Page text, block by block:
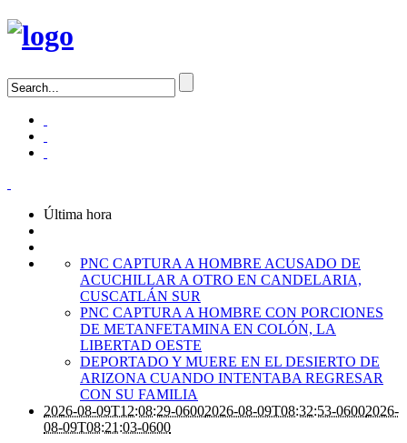
Última hora
PNC CAPTURA A HOMBRE ACUSADO DE
ACUCHILLAR A OTRO EN CANDELARIA,
CUSCATLÁN SUR
PNC CAPTURA A HOMBRE CON PORCIONES
DE METANFETAMINA EN COLÓN, LA
LIBERTAD OESTE
DEPORTADO Y MUERE EN EL DESIERTO DE
ARIZONA CUANDO INTENTABA REGRESAR
CON SU FAMILIA
2026-08-09T12:08:29-06002026-08-09T08:32:53-06002026-
08-09T08:21:03-0600